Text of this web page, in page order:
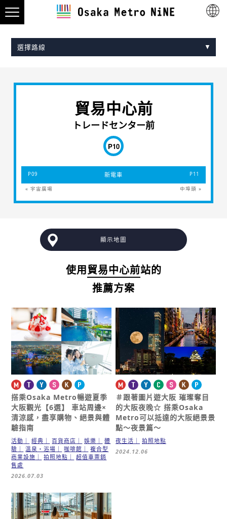
選擇路線
貿易中心前
トレードセンター前
P10
P09 新電車 P11
« 宇宙廣場 中埠頭 »
顯示地圖
使用貿易中心前站的
推薦方案
搭乘Osaka Metro暢遊夏季
大阪觀光【6選】
車站周邊×
清涼感，盡享購物、絕景與體
驗指南
活動 經典 百貨商店 娛樂
體
驗
溫泉・浴場 咖啡館
複合型
商業設施
拍照地點
超值車票銷
售處
2026.07.03
＃跟著圖片遊大阪璀璨奪目
的大阪夜晚☆搭乘Osaka
Metro可以抵達的大阪絕景景
點～夜景篇～
夜生活
拍照地點
2024.12.06